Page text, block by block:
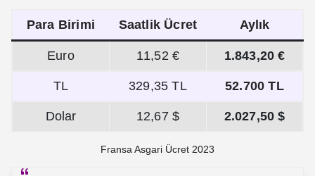
Para Birimi Saatlik Ücret Aylık
Euro 11,52 € 1.843,20 €
TL 329,35 TL 52.700 TL
Dolar 12,67 $ 2.027,50 $
Fransa Asgari Ücret 2023